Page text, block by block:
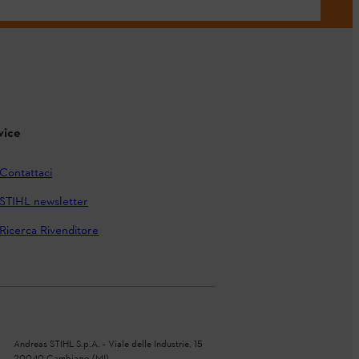
Contattaci
STIHL newsletter
Ricerca Rivenditore
Andreas STIHL S.p.A. - Viale delle Industrie, 15